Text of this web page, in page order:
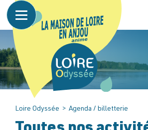
Loire Odyssée > Agenda / billetterie
Panneau de gestion des cookies